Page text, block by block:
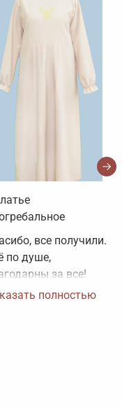
все получили.
по душе,
за все!
полностью